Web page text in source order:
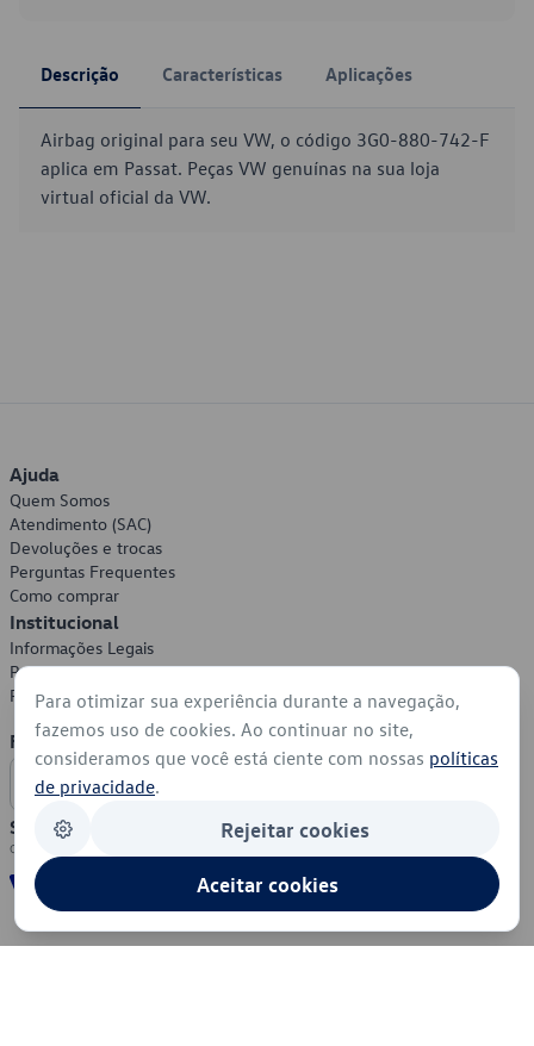
Descrição Características Aplicações
Airbag original para seu VW, o código 3G0-880-742-F
aplica em Passat. Peças VW genuínas na sua loja
virtual oficial da VW.
Ajuda
Quem Somos
Atendimento (SAC)
Devoluções e trocas
Perguntas Frequentes
Como comprar
Institucional
Informações Legais
Política de Privacidade
Política de Cookies
Formas de Pagamento
Segurança
Para otimizar sua experiência durante a navegação,
fazemos uso de cookies. Ao continuar no site,
consideramos que você está ciente com nossas políticas
de privacidade.
Rejeitar cookies
Aceitar cookies